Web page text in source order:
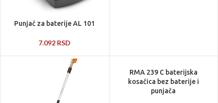
Punjač za baterije AL 101
7.092 RSD
RMA 239 C baterijska
kosačica bez baterije i
punjača